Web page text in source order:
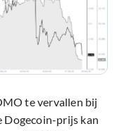
te vervallen bij
Dogecoin-prijs kan